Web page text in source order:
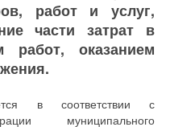
работ и услуг,
части затрат в
оказанием
в соответствии с
муниципального